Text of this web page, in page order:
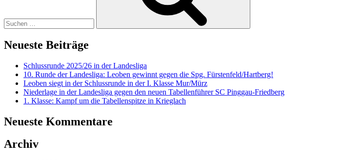
Neueste Beiträge
Schlussrunde 2025/26 in der Landesliga
10. Runde der Landesliga: Leoben gewinnt gegen die Spg. Fürstenfeld/Hartberg!
Leoben siegt in der Schlussrunde in der I. Klasse Mur/Mürz
Niederlage in der Landesliga gegen den neuen Tabellenführer SC Pinggau-Friedberg
1. Klasse: Kampf um die Tabellenspitze in Krieglach
Neueste Kommentare
Archiv